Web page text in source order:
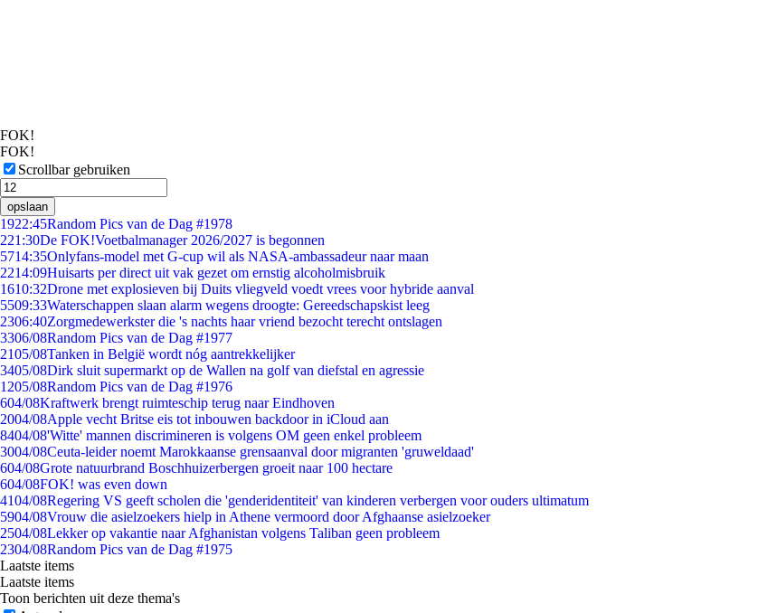
FOK!
FOK!
Scrollbar gebruiken
opslaan
1922:45Random Pics van de Dag #1978
221:30De FOK!Voetbalmanager 2026/2027 is begonnen
5714:35Onlyfans-model met G-cup wil als NASA-ambassadeur naar maan
2214:09Huisarts per direct uit vak gezet om ernstig alcoholmisbruik
1610:32Drone met explosieven bij Duits vliegveld voedt vrees voor hybride aanval
5509:33Waterschappen slaan alarm wegens droogte: Gereedschapskist leeg
2306:40Zorgmedewerkster die 's nachts haar vriend bezocht terecht ontslagen
3306/08Random Pics van de Dag #1977
2105/08Tanken in België wordt nóg aantrekkelijker
3405/08Dirk sluit supermarkt op de Wallen na golf van diefstal en agressie
1205/08Random Pics van de Dag #1976
604/08Kraftwerk brengt ruimteschip terug naar Eindhoven
2004/08Apple vecht Britse eis tot inbouwen backdoor in iCloud aan
8404/08'Witte' mannen discrimineren is volgens OM geen enkel probleem
3004/08Ceuta-leider noemt Marokkaanse grensaanval door migranten 'gruweldaad'
604/08Grote natuurbrand Boschhuizerbergen groeit naar 100 hectare
604/08FOK! was even down
4104/08Regering VS geeft scholen die 'genderidentiteit' van kinderen verbergen voor ouders ultimatum
5904/08Vrouw die asielzoekers hielp in Athene vermoord door Afghaanse asielzoeker
2504/08Lekker op vakantie naar Afghanistan volgens Taliban geen probleem
2304/08Random Pics van de Dag #1975
Laatste items
Laatste items
Toon berichten uit deze thema's